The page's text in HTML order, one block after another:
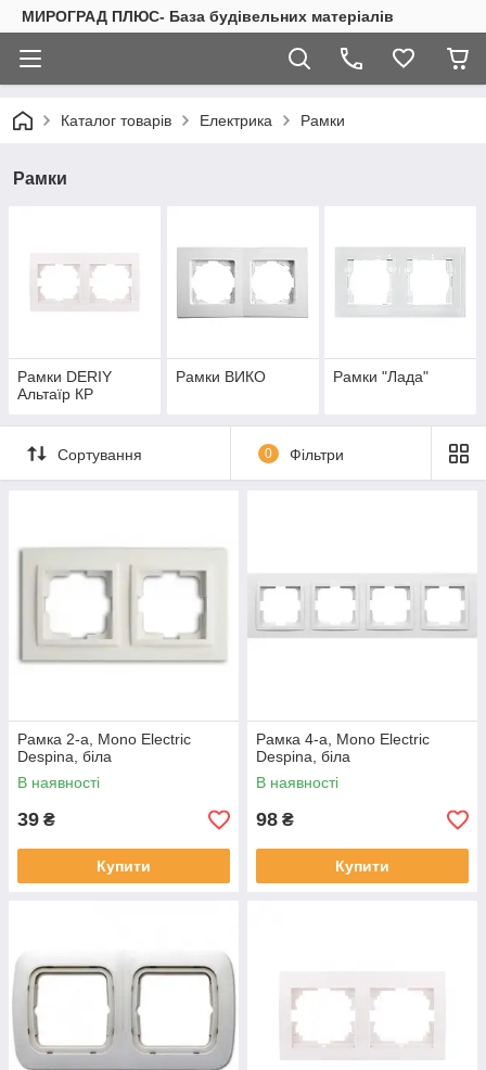
МИРОГРАД ПЛЮС- База будівельних матеріалів
Каталог товарів Електрика Рамки
Рамки
Рамки DERIY
Альтаїр КР
Рамки ВИКО Рамки "Лада"
Сортування 0 Фільтри
Рамка 2-а, Mono Electric
Despina, біла
В наявності
39 ₴
Купити
Рамка 4-а, Mono Electric
Despina, біла
В наявності
98 ₴
Купити